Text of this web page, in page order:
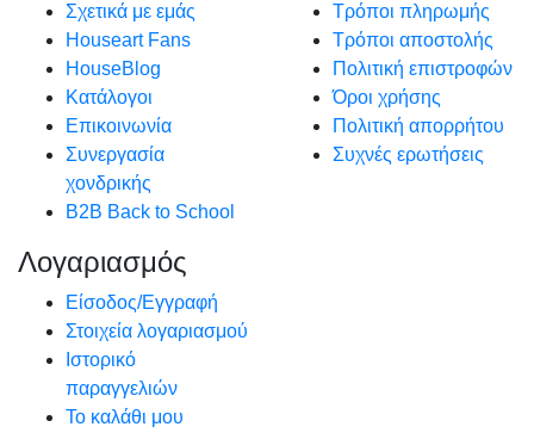
Σχετικά με εμάς
Houseart Fans
HouseBlog
Κατάλογοι
Επικοινωνία
Συνεργασία
χονδρικής
B2B Back to School
Τρόποι πληρωμής
Τρόποι αποστολής
Πολιτική επιστροφών
Όροι χρήσης
Πολιτική απορρήτου
Συχνές ερωτήσεις
Λογαριασμός
Είσοδος/Εγγραφή
Στοιχεία λογαριασμού
Ιστορικό
παραγγελιών
Το καλάθι μου